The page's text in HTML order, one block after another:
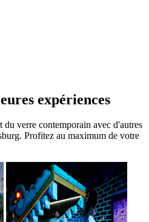
expériences
verre contemporain avec d'autres
Profitez au maximum de votre